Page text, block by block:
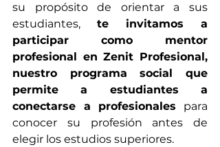
su propósito de orientar a sus
estudiantes, te invitamos a
participar como mentor
profesional en Zenit Profesional,
nuestro programa social que
permite a estudiantes a
conectarse a profesionales para
conocer su profesión antes de
elegir los estudios superiores.